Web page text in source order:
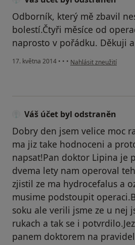
Odborník, který mě zbavil
bolestí.Čtyři měsíce od
naprosto v pořádku. Děkuji
17. května 2014 • • • podle názoru uživatele
Nahlásit zneužití
Váš účet byl odstraněn
Dobry den jsem velice moc
ma jiz take hodnoceni a
napsat!Pan doktor Lipina je
dvema lety nam operoval
zjistil ze ma hydrocefalus a
musime podstoupit
soku ale verili jsme ze u nej
rukach a tak se i
panem doktorem na